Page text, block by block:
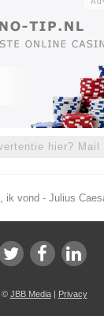
hier? Mail
ik vond - Julius
© JBB Media| Privacy